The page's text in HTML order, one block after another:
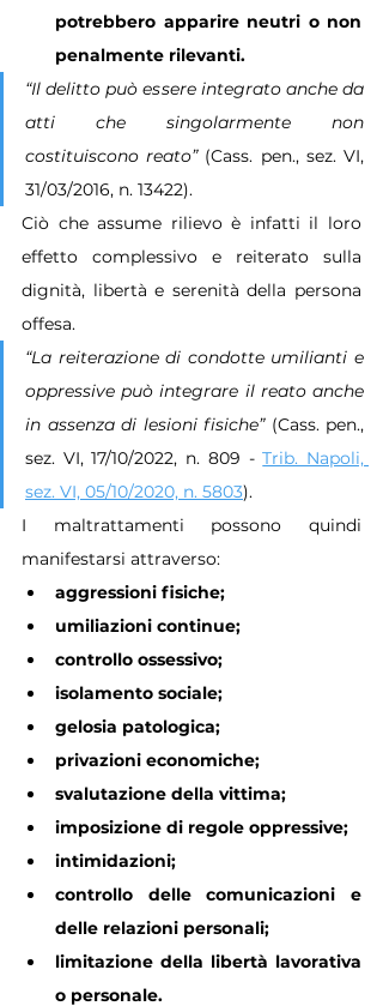
potrebbero apparire neutri o non
penalmente rilevanti.
“Il delitto può essere integrato anche da
atti che singolarmente non
costituiscono reato” (Cass. pen., sez. VI,
31/03/2016, n. 13422).
Ciò che assume rilievo è infatti il loro
effetto complessivo e reiterato sulla
dignità, libertà e serenità della persona
offesa.
“La reiterazione di condotte umilianti e
oppressive può integrare il reato anche
in assenza di lesioni fisiche” (Cass. pen.,
sez. VI, 17/10/2022, n. 809 - Trib. Napoli,
sez. VI, 05/10/2020, n. 5803).
I maltrattamenti possono quindi
manifestarsi attraverso:
aggressioni fisiche;
umiliazioni continue;
controllo ossessivo;
isolamento sociale;
gelosia patologica;
privazioni economiche;
svalutazione della vittima;
imposizione di regole oppressive;
intimidazioni;
controllo delle comunicazioni e
delle relazioni personali;
limitazione della libertà lavorativa
o personale.